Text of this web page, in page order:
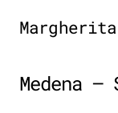
Medena